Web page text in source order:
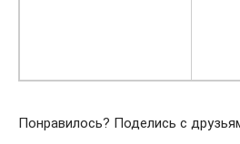
Понравилось? Поделись с